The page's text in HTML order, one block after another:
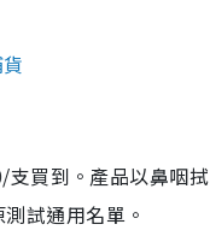
買到。產品以鼻咽
試通用名單。